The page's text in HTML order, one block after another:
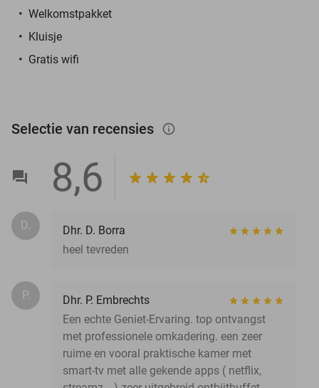
Welkomstpakket
Kluisje
Gratis wifi
Selectie van recensies info_outlined
8,6
D.
Dhr. D. Borra
heel tevreden
P.
Dhr. P. Embrechts
Een echte Geniet-Ervaring. top ontvangst
met professionele omkadering. een zeer
ruime en vooral praktische kamer met
smart-tv met alle gekende apps ( netflix,